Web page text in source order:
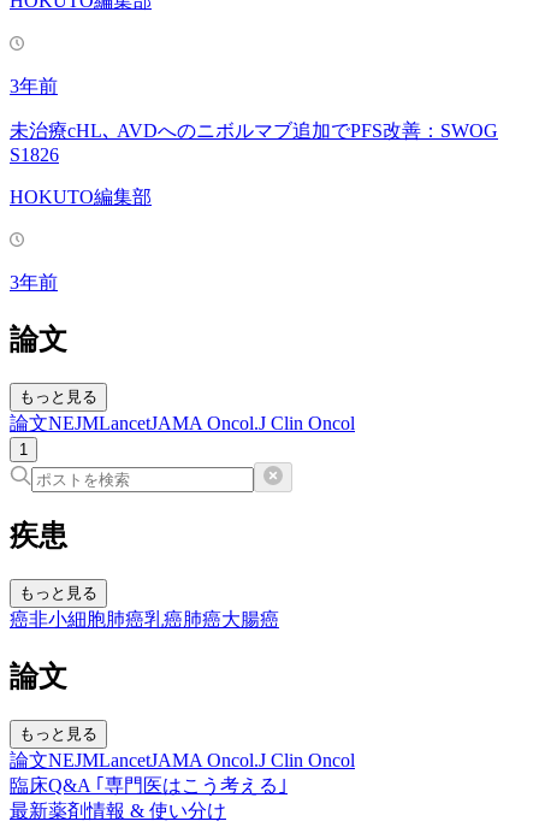
3年前
未治療cHL､ AVDへのニボルマブ追加でPFS改善：SWOG
S1826
HOKUTO編集部
3年前
論文
もっと見る
論文NEJMLancetJAMA Oncol.J Clin Oncol
1
疾患
もっと見る
癌非小細胞肺癌乳癌肺癌大腸癌
論文
もっと見る
論文NEJMLancetJAMA Oncol.J Clin Oncol
臨床Q&A ｢専門医はこう考える｣
最新薬剤情報 & 使い分け